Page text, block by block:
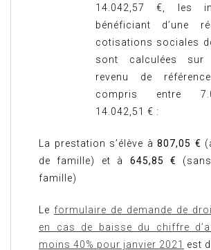
14.042,57 €, les
bénéficiant d’une
cotisations sociales
sont calculées sur
revenu de
compris entre
14.042,51 € :
La prestation s’élève à807,05 €
de famille) et à
645,85 €
famille)
Le formulaire de demande de
en cas de baisse du chiffre
moins 40% pour janvier 2021
est